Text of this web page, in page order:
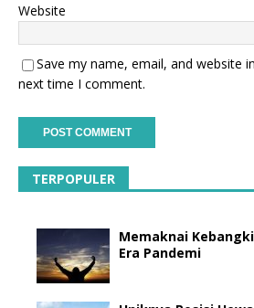
Website
Save my name, email, and website
next time I comment.
TERPOPULER
Memaknai
Era Pandemi